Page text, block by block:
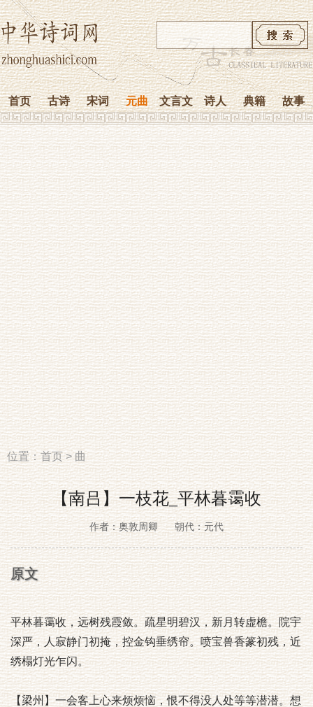
首页 古诗 宋词 元曲 文言文 诗人 典籍 故事
位置：首页>曲
【南吕】一枝花_平林暮霭收
作者：奥敦周卿 朝代：元代
原文
平林暮霭收，远树残霞敛。疏星明碧汉，新月转虚檐。院宇
深严，人寂静门初掩，控金钩垂绣帘。喷宝兽香篆初残，近
绣榻灯光乍闪。
【梁州】一会客上心来烦烦恼，恨不得没人处等等潜潜。想